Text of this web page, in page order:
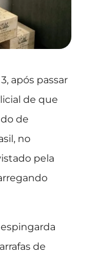
após passar
de que
de
no
pela
de